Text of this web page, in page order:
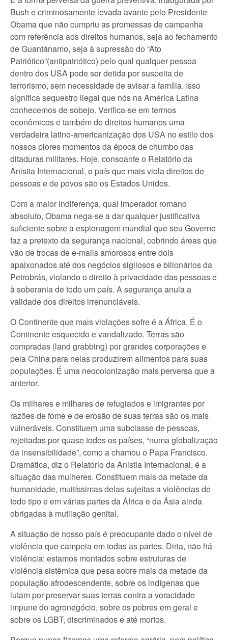
Bush e criminosamente levada avante pelo Presidente
Obama que não cumpriu as promessas de campanha
com referência aos direitos humanos, seja ao fechamento
de Guantánamo, seja à supressão do “Ato
Patriótico”(antipatriótico) pelo qual qualquer pessoa
dentro dos USA pode ser detida por suspeita de
terrorismo, sem necessidade de avisar a família. Isso
significa sequestro ilegal que nós na América Latina
conhecemos de sobejo. Verifica-se em termos
econômicos e também de direitos humanos uma
verdadeira latino-americanização dos USA no estilo dos
nossos piores momentos da época de chumbo das
ditaduras militares. Hoje, consoante o Relatório da
Anistia Internacional, o país que mais viola direitos de
pessoas e de povos são os Estados Unidos.
Com a maior indiferença, qual imperador romano
absoluto, Obama nega-se a dar qualquer justificativa
suficiente sobre a espionagem mundial que seu Governo
faz a pretexto da segurança nacional, cobrindo áreas que
vão de trocas de e-mails amorosos entre dois
apaixonados até dos negócios sigilosos e bilionários da
Petrobrás, violando o direito à privacidade das pessoas e
à soberania de todo um país. A segurança anula a
validade dos direitos irrenunciáveis.
O Continente que mais violações sofre é a África. É o
Continente esquecido e vandalizado. Terras são
compradas (land grabbing) por grandes corporações e
pela China para nelas produzirem alimentos para suas
populações. É uma neocolonização mais perversa que a
anterior.
Os milhares e milhares de refugiados e imigrantes por
razões de fome e de erosão de suas terras são os mais
vulneráveis. Constituem uma subclasse de pessoas,
rejeitadas por quase todos os países, “numa globalização
da insensibilidade”, como a chamou o Papa Francisco.
Dramática, diz o Relatório da Anistia Internacional, é a
situação das mulheres. Constituem mais da metade da
humanidade, muitíssimas delas sujeitas a violências de
todo tipo e em várias partes da África e da Ásia ainda
obrigadas à mutilação genital.
A situação de nosso país é preocupante dado o nível de
violência que campeia em todas as partes. Diria, não há
violência: estamos montados sobre estruturas de
violência sistêmica que pesa sobre mais da metade da
população afrodescendente, sobre os indígenas que
lutam por preservar suas terras contra a voracidade
impune do agronegócio, sobre os pobres em geral e
sobre os LGBT, discriminados e até mortos.